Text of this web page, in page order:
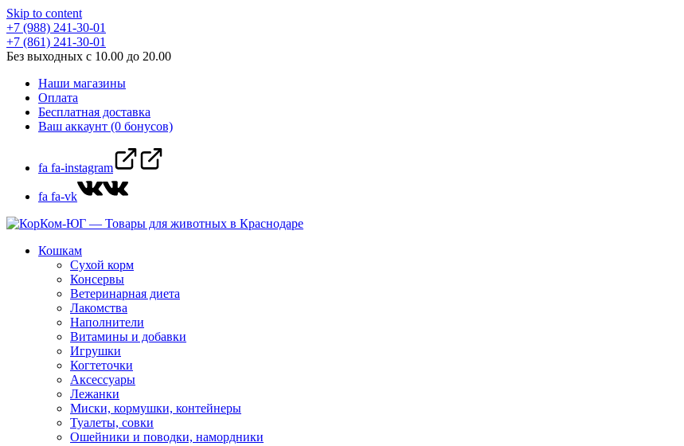
Skip to content
+7 (988) 241-30-01
+7 (861) 241-30-01
Без выходных с 10.00 до 20.00
Наши магазины
Оплата
Бесплатная доставка
Ваш аккаунт (0 бонусов)
fa fa-instagram
fa fa-vk
Кошкам
Сухой корм
Консервы
Ветеринарная диета
Лакомства
Наполнители
Витамины и добавки
Игрушки
Когтеточки
Аксессуары
Лежанки
Миски, кормушки, контейнеры
Туалеты, совки
Ошейники и поводки, намордники